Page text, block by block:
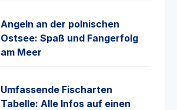
Angeln an der polnischen
Ostsee: Spaß und Fangerfolg
am Meer
Umfassende Fischarten
Tabelle: Alle Infos auf einen